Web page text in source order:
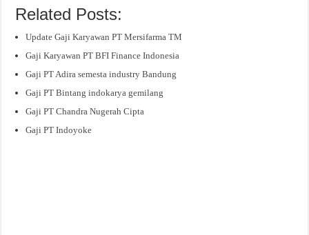
Related Posts:
Update Gaji Karyawan PT Mersifarma TM
Gaji Karyawan PT BFI Finance Indonesia
Gaji PT Adira semesta industry Bandung
Gaji PT Bintang indokarya gemilang
Gaji PT Chandra Nugerah Cipta
Gaji PT Indoyoke